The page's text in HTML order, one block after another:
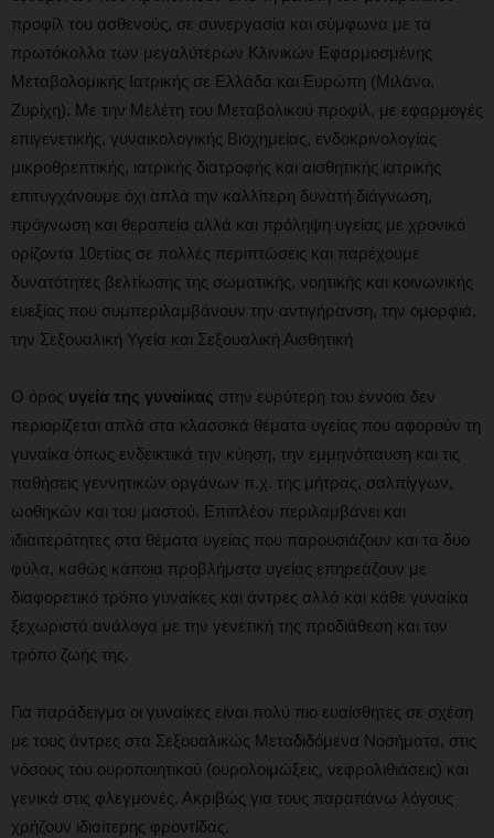
προφίλ του ασθενούς, σε συνεργασία και σύμφωνα με τα
πρωτόκολλα των μεγαλύτερων Κλινικών Εφαρμοσμένης
Μεταβολομικής Ιατρικής σε Ελλάδα και Ευρώπη (Μιλάνο,
Ζυρίχη). Με την Μελέτη του Μεταβολικού προφίλ, με εφαρμογές
επιγενετικής, γυναικολογικής Βιοχημείας, ενδοκρινολογίας
μικροθρεπτικής, ιατρικής διατροφής και αισθητικής ιατρικής
επιτυγχάνουμε όχι απλά την καλλίτερη δυνατή διάγνωση,
πρόγνωση και θεραπεία αλλά και πρόληψη υγείας με χρονικό
ορίζοντα 10ετίας σε πολλές περιπτώσεις και παρέχουμε
δυνατότητες βελτίωσης της σωματικής, νοητικής και κοινωνικής
ευεξίας που συμπεριλαμβάνουν την αντιγήρανση, την ομορφιά,
την Σεξουαλική Υγεία και Σεξουαλική Αισθητική
Ο όρος υγεία της γυναίκας στην ευρύτερη του έννοια δεν
περιορίζεται απλά στα κλασσικά θέματα υγείας που αφορούν τη
γυναίκα όπως ενδεικτικά την κύηση, την εμμηνόπαυση και τις
παθήσεις γεννητικών οργάνων π.χ. της μήτρας, σαλπίγγων,
ωοθηκών και του μαστού. Επιπλέον περιλαμβάνει και
ιδιαιτερότητες στα θέματα υγείας που παρουσιάζουν και τα δυο
φύλα, καθώς κάποια προβλήματα υγείας επηρεάζουν με
διαφορετικό τρόπο γυναίκες και άντρες αλλά και κάθε γυναίκα
ξεχωριστά ανάλογα με την γενετική της προδιάθεση και τον
τρόπο ζωής της.
Για παράδειγμα οι γυναίκες είναι πολύ πιο ευαίσθητες σε σχέση
με τους άντρες στα Σεξουαλικώς Μεταδιδόμενα Νοσήματα, στις
νόσους του ουροποιητικού (ουρολοιμώξεις, νεφρολιθιάσεις) και
γενικά στις φλεγμονές. Ακριβώς για τους παραπάνω λόγους
χρήζουν ιδιαίτερης φροντίδας.